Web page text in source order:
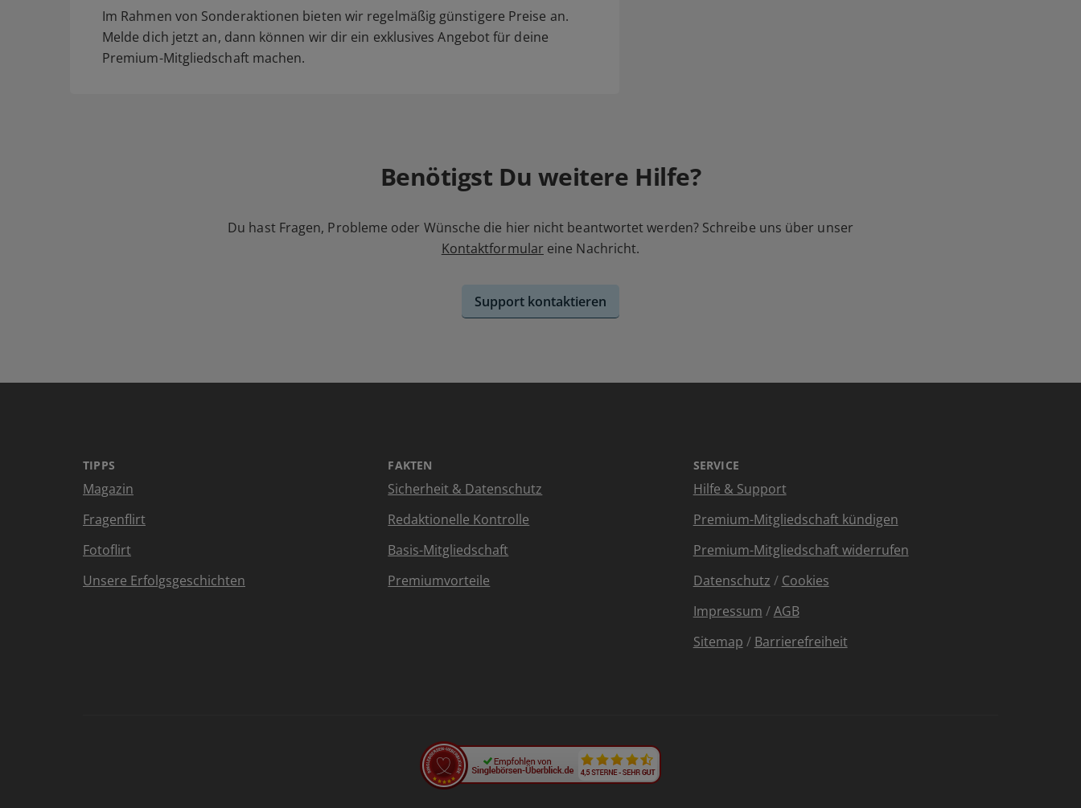
Im Rahmen von Sonderaktionen bieten wir regelmäßig günstigere Preise an.
Melde dich jetzt an, dann können wir dir ein exklusives Angebot für deine
Premium-Mitgliedschaft machen.
Benötigst Du weitere Hilfe?
Du hast Fragen, Probleme oder Wünsche die hier nicht beantwortet werden? Schreibe uns über unser
Kontaktformular eine Nachricht.
Support kontaktieren
TIPPS
Magazin
Fragenflirt
Fotoflirt
Unsere Erfolgsgeschichten
FAKTEN
Sicherheit & Datenschutz
Redaktionelle Kontrolle
Basis-Mitgliedschaft
Premiumvorteile
SERVICE
Hilfe & Support
Premium-Mitgliedschaft kündigen
Premium-Mitgliedschaft widerrufen
Datenschutz / Cookies
Impressum /AGB
Sitemap / Barrierefreiheit